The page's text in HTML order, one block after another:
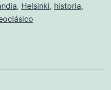
, Helsinki, historia,